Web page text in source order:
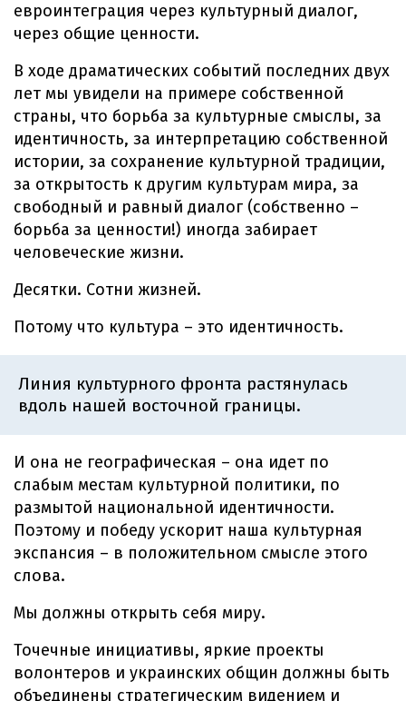
евроинтеграция через культурный диалог,
через общие ценности.
В ходе драматических событий последних двух
лет мы увидели на примере собственной
страны, что борьба за культурные смыслы, за
идентичность, за интерпретацию собственной
истории, за сохранение культурной традиции,
за открытость к другим культурам мира, за
свободный и равный диалог (собственно –
борьба за ценности!) иногда забирает
человеческие жизни.
Десятки. Сотни жизней.
Потому что культура – это идентичность.
Линия культурного фронта растянулась
вдоль нашей восточной границы.
И она не географическая – она идет по
слабым местам культурной политики, по
размытой национальной идентичности.
Поэтому и победу ускорит наша культурная
экспансия – в положительном смысле этого
слова.
Мы должны открыть себя миру.
Точечные инициативы, яркие проекты
волонтеров и украинских общин должны быть
объединены стратегическим видением и